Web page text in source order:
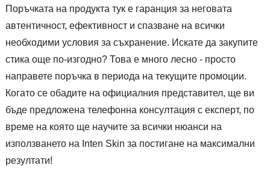
Поръчката на продукта тук е гаранция за неговата
автентичност, ефективност и спазване на всички
необходими условия за съхранение. Искате да закупите
стика още по-изгодно? Това е много лесно - просто
направете поръчка в периода на текущите промоции.
Когато се обадите на официалния представител, ще ви
бъде предложена телефонна консултация с експерт, по
време на която ще научите за всички нюанси на
използването на Inten Skin за постигане на максимални
резултати!